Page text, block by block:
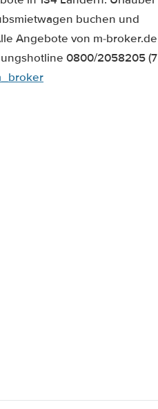
buchen und
Angebote von m-broker.de
0800/2058205 (7